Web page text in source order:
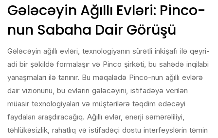
Gələcəyin Ağıllı Evləri: Pinco-
nun Sabaha Dair Görüşü
Gələcəyin ağıllı evləri, texnologiyanın sürətli inkişafı ilə qeyri-
adi bir şəkildə formalaşır və Pinco şirkəti, bu sahədə inqilabi
yanaşmaları ilə tanınır. Bu məqalədə Pinco-nun ağıllı evlərə
dair vizionunu, bu evlərin gələcəyini, istifadəyə verilən
müasir texnologiyaları və müştərilərə təqdim edəcəyi
faydaları araşdıracağıq. Ağıllı evlər, enerji səmərəliliyi,
təhlükəsizlik, rahatlıq və istifadəçi dostu interfeyslərin təmin